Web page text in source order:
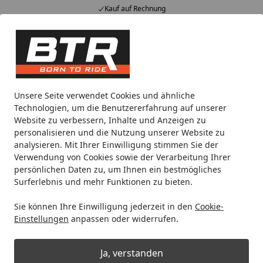
Unsere Seite verwendet Cookies und ähnliche
Technologien, um die Benutzererfahrung auf unserer
Website zu verbessern, Inhalte und Anzeigen zu
personalisieren und die Nutzung unserer Website zu
analysieren. Mit Ihrer Einwilligung stimmen Sie der
Verwendung von Cookies sowie der Verarbeitung Ihrer
persönlichen Daten zu, um Ihnen ein bestmögliches
Surferlebnis und mehr Funktionen zu bieten.
Sie können Ihre Einwilligung jederzeit in den Cookie-
Einstellungen anpassen oder widerrufen.
Ja, verstanden
Kauf auf Rechnung
Alle Produkte
Mein Konto
Suchen
Noch 1 Tag und 4 Stunden
Spare bis zu 35% auf EVOLIFT® Zentralständer
von BTR!
Startseite
ABUS Schlösser Fahrrad-Schlösser Taschen
ABUS Schlossstasche
Ihre Artikelübersicht
Kategorien